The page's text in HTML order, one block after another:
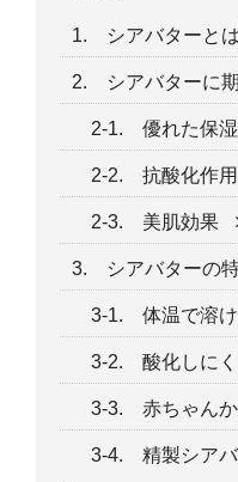
1. シアバターとは
2. シアバターに
2-1. 優れた保湿
2-2. 抗酸化作用
2-3. 美肌効果
3. シアバターの
3-1. 体温で溶け
3-2. 酸化しにく
3-3. 赤ちゃんか
3-4. 精製シアバ